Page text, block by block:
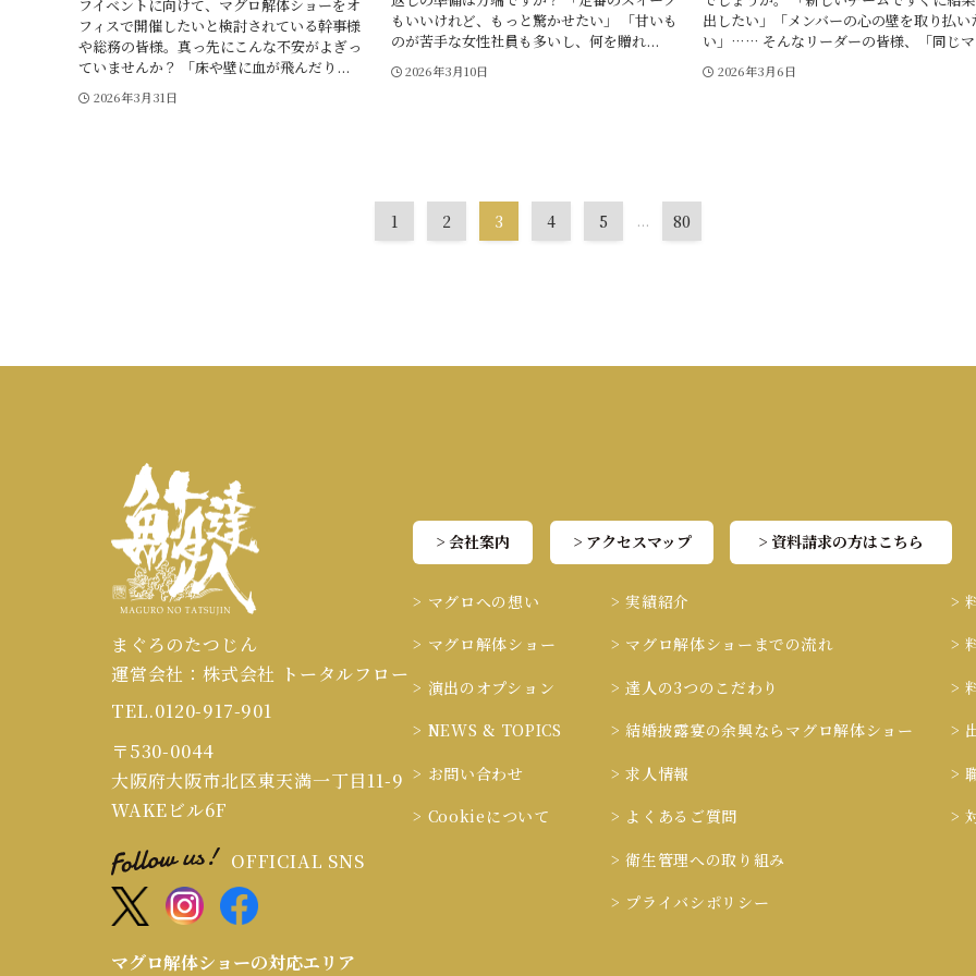
フイベントに向けて、マグロ解体ショーをオ
フィスで開催したいと検討されている幹事様
や総務の皆様。真っ先にこんな不安がよぎっ
ていませんか？ 「床や壁に血が飛んだり...
2026年3月31日
もいいけれど、もっと驚かせたい」 「甘いも
のが苦手な女性社員も多いし、何を贈れ...
2026年3月10日
出したい」「メンバーの心の壁を取り払い
い」…… そんなリーダーの皆様、「同じ
2026年3月6日
1 2 3 4 5 ... 80
まぐろのたつじん
運営会社：株式会社 トータルフロー
TEL.0120-917-901
〒530-0044
大阪府大阪市北区東天満一丁目11-9
WAKEビル6F
OFFICIAL SNS
> 会社案内 > アクセスマップ > 資料請求の方はこちら
> マグロへの想い
> マグロ解体ショー
> 演出のオプション
> NEWS & TOPICS
> お問い合わせ
> Cookieについて
> 実績紹介
> マグロ解体ショーまでの流れ
> 達人の3つのこだわり
> 結婚披露宴の余興ならマグロ解体ショー
> 求人情報
> よくあるご質問
> 衛生管理への取り組み
> プライバシポリシー
>
>
>
>
>
>
マグロ解体ショーの対応エリア